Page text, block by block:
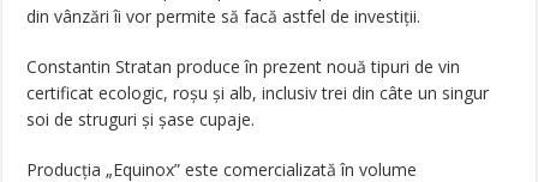
din vânzări îi vor permite să facă astfel de investiții.
Constantin Stratan produce în prezent nouă tipuri de vin
certificat ecologic, roșu și alb, inclusiv trei din câte un singur
soi de struguri și șase cupaje.
Producția „Equinox” este comercializată în volume